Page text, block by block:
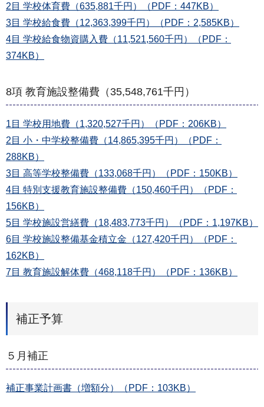
2目 学校体育費（635,881千円）（PDF：447KB）
3目 学校給食費（12,363,399千円）（PDF：2,585KB）
4目 学校給食物資購入費（11,521,560千円）（PDF：
374KB）
8項 教育施設整備費（35,548,761千円）
1目 学校用地費（1,320,527千円）（PDF：206KB）
2目 小・中学校整備費（14,865,395千円）（PDF：
288KB）
3目 高等学校整備費（133,068千円）（PDF：150KB）
4目 特別支援教育施設整備費（150,460千円）（PDF：
156KB）
5目 学校施設営繕費（18,483,773千円）（PDF：1,197KB）
6目 学校施設整備基金積立金（127,420千円）（PDF：
162KB）
7目 教育施設解体費（468,118千円）（PDF：136KB）
補正予算
５月補正
補正事業計画書（増額分）（PDF：103KB）